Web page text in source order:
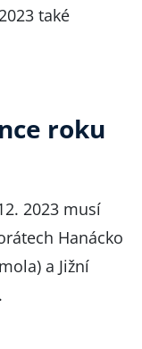
také
roku
2023 musí
Hanácko
a Jižní